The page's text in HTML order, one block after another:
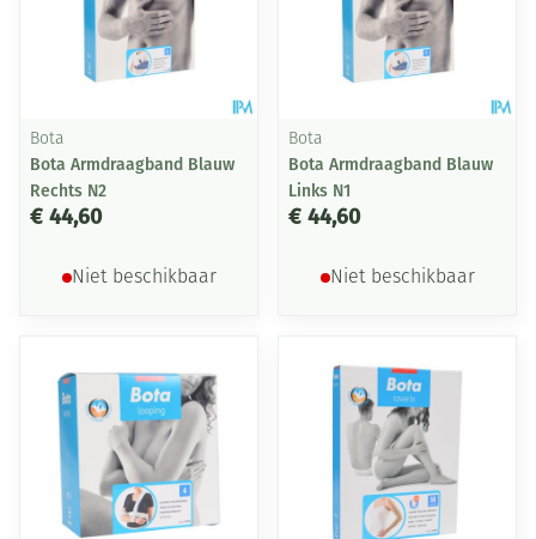
Bota
Bota Armdraagband Blauw
Rechts N2
€ 44,60
Niet beschikbaar
Bota
Bota Armdraagband Blauw
Links N1
€ 44,60
Niet beschikbaar